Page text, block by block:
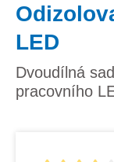
LED
Dvoudílná
pracovního